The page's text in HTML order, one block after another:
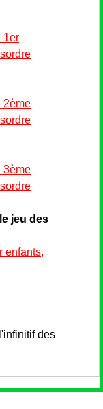
1er
2ème
3ème
jeu des
enfants,
des